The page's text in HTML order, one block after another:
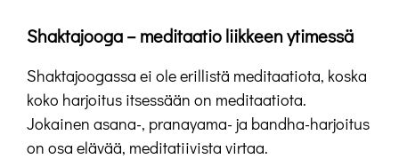
Shaktajooga – meditaatio liikkeen ytimessä
Shaktajoogassa ei ole erillistä meditaatiota, koska
koko harjoitus itsessään on meditaatiota.
Jokainen asana-, pranayama- ja bandha-harjoitus
on osa elävää, meditatiivista virtaa.